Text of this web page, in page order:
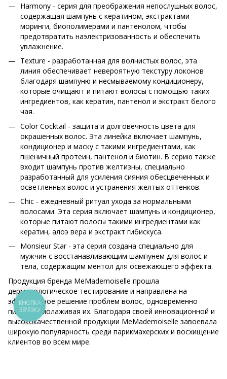
Harmony - серия для преображения непослушных волос,
содержащая шампунь с кератином, экстрактами
моринги, биополимерами и пантенолом, чтобы
предотвратить наэлектризованность и обеспечить
увлажнение.
Texture - разработанная для волнистых волос, эта
линия обеспечивает невероятную текстуру локонов
благодаря шампуню и несмываемому кондиционеру,
которые очищают и питают волосы с помощью таких
ингредиентов, как кератин, пантенол и экстракт белого
чая.
Color Cocktail - защита и долговечность цвета для
окрашенных волос. Эта линейка включает шампунь,
кондиционер и маску с такими ингредиентами, как
пшеничный протеин, пантенол и биотин. В серию также
входит шампунь против желтизны, специально
разработанный для усиления сияния обесцвеченных и
осветленных волос и устранения желтых оттенков.
Chic - ежедневный ритуал ухода за нормальными
волосами. Эта серия включает шампунь и кондиционер,
которые питают волосы такими ингредиентами как
кератин, алоэ вера и экстракт гибискуса.
Monsieur Star - эта серия создана специально для
мужчин с восстанавливающим шампунем для волос и
тела, содержащим ментол для освежающего эффекта.
Продукция бренда MeMademoiselle прошла
дерматологическое тестирование и направлена на
эффективное решение проблем волос, одновременно
питая и омолаживая их. Благодаря своей инновационной и
высококачественной продукции MeMademoiselle завоевала
широкую популярность среди парикмахерских и восхищение
клиентов во всем мире.
КНОПКА
ЗВ'ЯЗКУ